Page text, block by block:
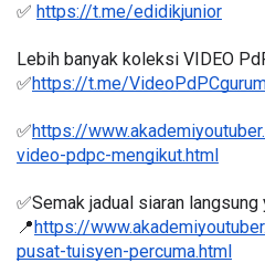
✅ https://t.me/edidikjunior
Lebih banyak koleksi VIDEO
✅https://t.me/
✅https://
video-pdpc-mengikut.html
✅Semak jadual siaran
📍https://
pusat-tuisyen-percuma.html